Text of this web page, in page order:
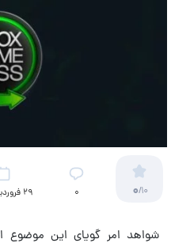
0/10 ۰ 29 فروردین 1401
شواهد امر گویای این